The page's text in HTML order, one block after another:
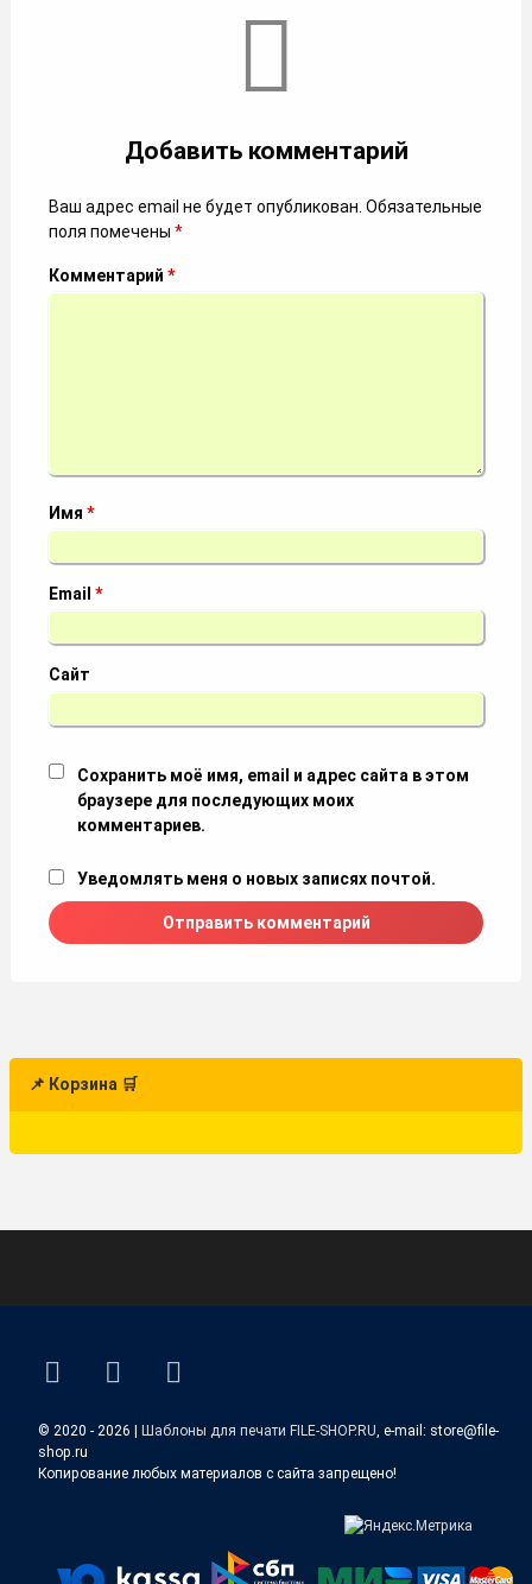
Добавить комментарий
Ваш адрес email не будет опубликован. Обязательные
поля помечены *
Комментарий *
Имя *
Email *
Сайт
Сохранить моё имя, email и адрес сайта в этом
браузере для последующих моих
комментариев.
Уведомлять меня о новых записях почтой.
📌 Корзина 🛒
ВКонтакте
YouTube
E-mail
© 2020 - 2026 | Шаблоны для печати FILE-SHOP.RU, e-mail: store@file-
shop.ru
Копирование любых материалов с сайта запрещено!